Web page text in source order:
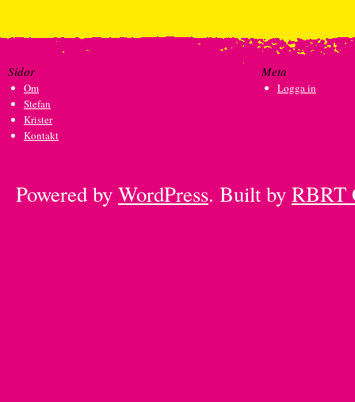
Sidor
Om
Stefan
Krister
Kontakt
Meta
Logga in
Powered byWordPress. Built byRBRT